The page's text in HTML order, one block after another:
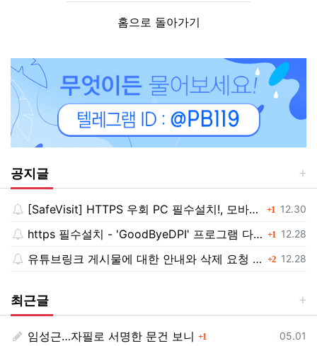
홈으로 돌아가기
공지글
등록일
12.30
[SafeVisit] HTTPS 우회 PC 필수설치!, 모바일 최강속도 1댓글
등록일
12.28
https 필수설치 - 'GoodByeDPI' 프로그램 다운로드<< 1댓글
등록일
12.28
유튜브링크 게시물에 대한 안내와 삭제 요청 공지 2댓글
최근글
등록일
05.01
임성근…자필로 서명한 문건 보니 1